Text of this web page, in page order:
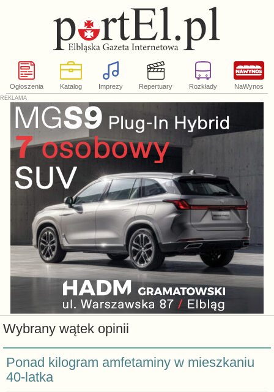
Ogłoszenia Katalog Imprezy Repertuary Rozkłady NaWynos
Wybrany wątek opinii
Ponad kilogram amfetaminy w mieszkaniu
40-latka